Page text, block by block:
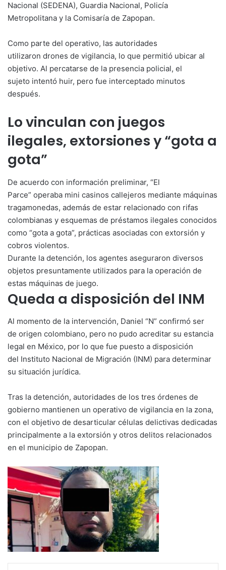
Nacional (SEDENA), Guardia Nacional, Policía
Metropolitana y la Comisaría de Zapopan.
Como parte del operativo, las autoridades
utilizaron drones de vigilancia, lo que permitió ubicar al
objetivo. Al percatarse de la presencia policial, el
sujeto intentó huir, pero fue interceptado minutos
después.
Lo vinculan con juegos
ilegales, extorsiones y “gota a
gota”
De acuerdo con información preliminar, “El
Parce” operaba mini casinos callejeros mediante máquinas
tragamonedas, además de estar relacionado con rifas
colombianas y esquemas de préstamos ilegales conocidos
como “gota a gota”, prácticas asociadas con extorsión y
cobros violentos.
Durante la detención, los agentes aseguraron diversos
objetos presuntamente utilizados para la operación de
estas máquinas de juego.
Queda a disposición del INM
Al momento de la intervención, Daniel “N” confirmó ser
de origen colombiano, pero no pudo acreditar su estancia
legal en México, por lo que fue puesto a disposición
del Instituto Nacional de Migración (INM) para determinar
su situación jurídica.
Tras la detención, autoridades de los tres órdenes de
gobierno mantienen un operativo de vigilancia en la zona,
con el objetivo de desarticular células delictivas dedicadas
principalmente a la extorsión y otros delitos relacionados
en el municipio de Zapopan.